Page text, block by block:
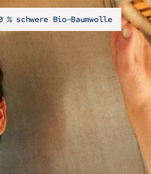
% schwere Bio-Baumwolle